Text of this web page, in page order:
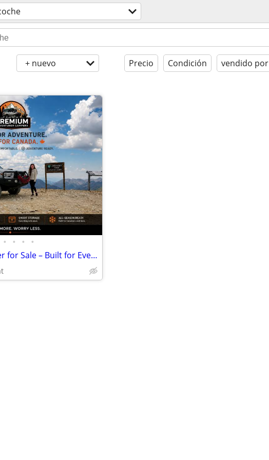
+ nuevo Precio Condición vendido por
• • • •
Pop-Up Truck Camper for Sale – Built for Every Canadian Adventure